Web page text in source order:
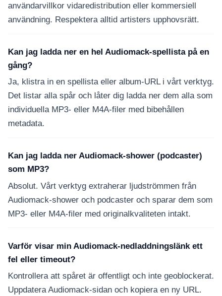
användarvillkor vidaredistribution eller kommersiell
användning. Respektera alltid artisters upphovsrätt.
Kan jag ladda ner en hel Audiomack-spellista på en
gång?
Ja, klistra in en spellista eller album-URL i vårt verktyg.
Det listar alla spår och låter dig ladda ner dem alla som
individuella MP3- eller M4A-filer med bibehållen
metadata.
Kan jag ladda ner Audiomack-shower (podcaster)
som MP3?
Absolut. Vårt verktyg extraherar ljudströmmen från
Audiomack-shower och podcaster och sparar dem som
MP3- eller M4A-filer med originalkvaliteten intakt.
Varför visar min Audiomack-nedladdningslänk ett
fel eller timeout?
Kontrollera att spåret är offentligt och inte geoblockerat.
Uppdatera Audiomack-sidan och kopiera en ny URL.